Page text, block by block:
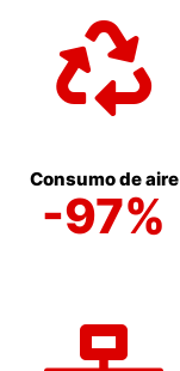
Consumo de aire
-97%